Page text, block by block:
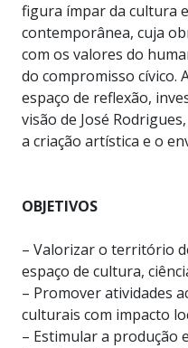
figura ímpar da cultura
contemporânea, cuja
com os valores do
do compromisso cívico.
espaço de reflexão,
visão de José
a criação artística e o
OBJETIVOS
– Valorizar o território
espaço de cultura,
– Promover atividades
culturais com impacto
– Estimular a produção